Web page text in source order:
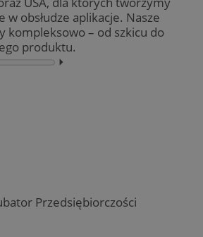
w obsłudze aplikacje. Nasze
kompleksowo – od szkicu do
produktu.
⏵︎
Przedsiębiorczości